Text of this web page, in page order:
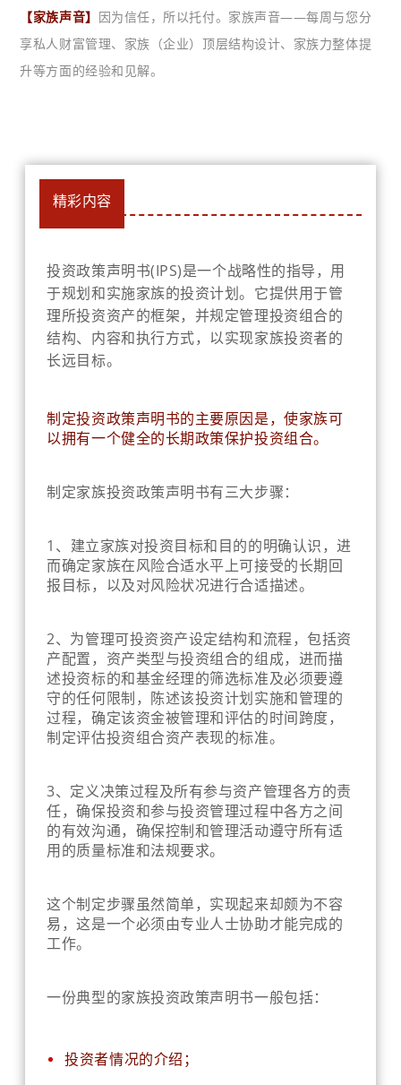
【家族声音】 因为信任，所以托付。家族声音——每周与您分
享私人财富管理、家族（企业）顶层结构设计、家族力整体提
升等方面的经验和见解。
精彩内容
投资政策声明书(IPS)是一个战略性的指导，用
于规划和实施家族的投资计划。它提供用于管
理所投资资产的框架，并规定管理投资组合的
结构、内容和执行方式，以实现家族投资者的
长远目标。
制定投资政策声明书的主要原因是，使家族可
以拥有一个健全的长期政策保护投资组合。
制定家族投资政策声明书有三大步骤：
1、 建立家族对投资目标和目的的明确认识，进
而确定家族在风险合适水平上可接受的长期回
报目标，以及对风险状况进行合适描述。
2、为管理可投资资产设定结构和流程，包括资
产配置，资产类型与投资组合的组成，进而描
述投资标的和基金经理的筛选标准及必须要遵
守的任何限制，陈述该投资计划实施和管理的
过程，确定该资金被管理和评估的时间跨度，
制定评估投资组合资产表现的标准。
3、定义决策过程及所有参与资产管理各方的责
任，确保投资和参与投资管理过程中各方之间
的有效沟通，确保控制和管理活动遵守所有适
用的质量标准和法规要求。
这个制定步骤虽然简单，实现起来却颇为不容
易，这是一个必须由专业人士协助才能完成的
工作。
一份典型的家族投资政策声明书一般包括：
投资者情况的介绍；